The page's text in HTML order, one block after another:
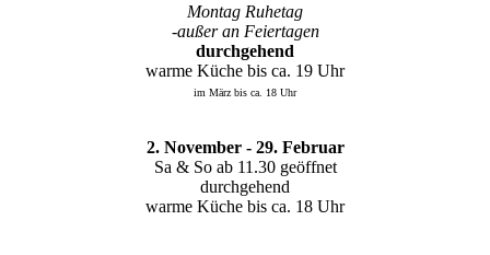
Montag Ruhetag
-außer an Feiertagen
durchgehend
warme Küche bis ca. 19 Uhr
im März bis ca. 18 Uhr
2. November - 29. Februar
Sa & So ab 11.30 geöffnet
durchgehend
warme Küche bis ca. 18 Uhr